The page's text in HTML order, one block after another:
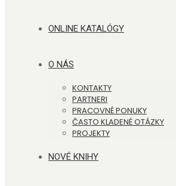
ONLINE KATALÓGY
O NÁS
KONTAKTY
PARTNERI
PRACOVNÉ PONUKY
ČASTO KLADENÉ OTÁZKY
PROJEKTY
NOVÉ KNIHY